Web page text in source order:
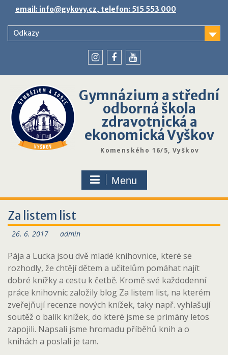
content
email: info@gykovy.cz, telefon: 515 553 000
Odkazy
Gymnázium a střední
odborná škola
zdravotnická a
ekonomická Vyškov
Komenského 16/5, Vyškov
Menu
Za listem list
26. 6. 2017 admin
Pája a Lucka jsou dvě mladé knihovnice, které se
rozhodly, že chtějí dětem a učitelům pomáhat najít
dobré knížky a cestu k četbě. Kromě své každodenní
práce knihovnic založily blog Za listem list, na kterém
zveřejňují recenze nových knížek, taky např. vyhlašují
soutěž o balík knížek, do které jsme se primány letos
zapojili. Napsali jsme hromadu příběhů knih a o
knihách a poslali je tam.